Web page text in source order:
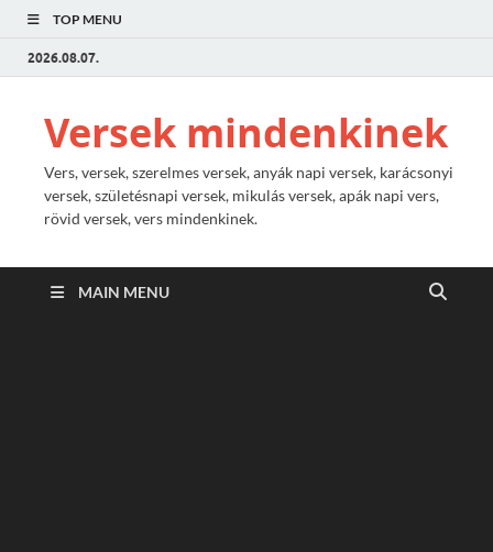
TOP MENU
2026.08.07.
Versek mindenkinek
Vers, versek, szerelmes versek, anyák napi versek, karácsonyi
versek, születésnapi versek, mikulás versek, apák napi vers,
rövid versek, vers mindenkinek.
MAIN MENU